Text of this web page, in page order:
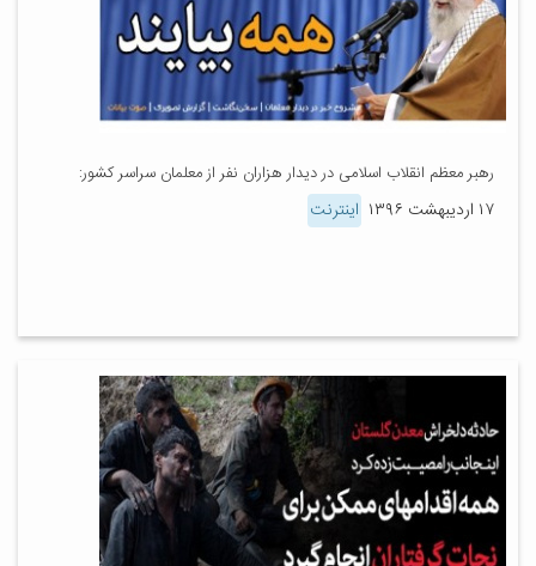
رهبر معظم انقلاب اسلامی در دیدار هزاران نفر از معلمان سراسر کشور:
۱۷ اردیبهشت ۱۳۹۶ اینترنت